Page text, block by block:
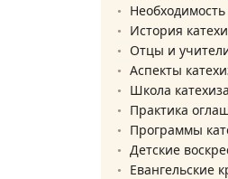
История
Отцы и
Аспекты
Школа
Практика
Программы
Детские
Евангельские